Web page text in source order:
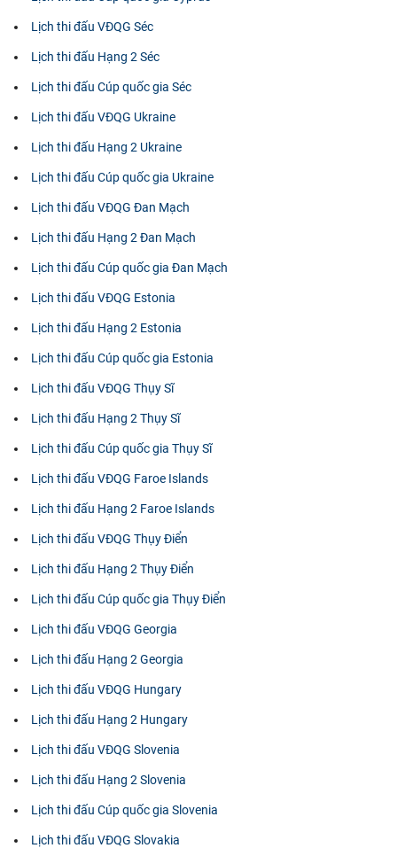
Lịch thi đấu VĐQG Séc
Lịch thi đấu Hạng 2 Séc
Lịch thi đấu Cúp quốc gia Séc
Lịch thi đấu VĐQG Ukraine
Lịch thi đấu Hạng 2 Ukraine
Lịch thi đấu Cúp quốc gia Ukraine
Lịch thi đấu VĐQG Đan Mạch
Lịch thi đấu Hạng 2 Đan Mạch
Lịch thi đấu Cúp quốc gia Đan Mạch
Lịch thi đấu VĐQG Estonia
Lịch thi đấu Hạng 2 Estonia
Lịch thi đấu Cúp quốc gia Estonia
Lịch thi đấu VĐQG Thụy Sĩ
Lịch thi đấu Hạng 2 Thụy Sĩ
Lịch thi đấu Cúp quốc gia Thụy Sĩ
Lịch thi đấu VĐQG Faroe Islands
Lịch thi đấu Hạng 2 Faroe Islands
Lịch thi đấu VĐQG Thụy Điển
Lịch thi đấu Hạng 2 Thụy Điển
Lịch thi đấu Cúp quốc gia Thụy Điển
Lịch thi đấu VĐQG Georgia
Lịch thi đấu Hạng 2 Georgia
Lịch thi đấu VĐQG Hungary
Lịch thi đấu Hạng 2 Hungary
Lịch thi đấu VĐQG Slovenia
Lịch thi đấu Hạng 2 Slovenia
Lịch thi đấu Cúp quốc gia Slovenia
Lịch thi đấu VĐQG Slovakia